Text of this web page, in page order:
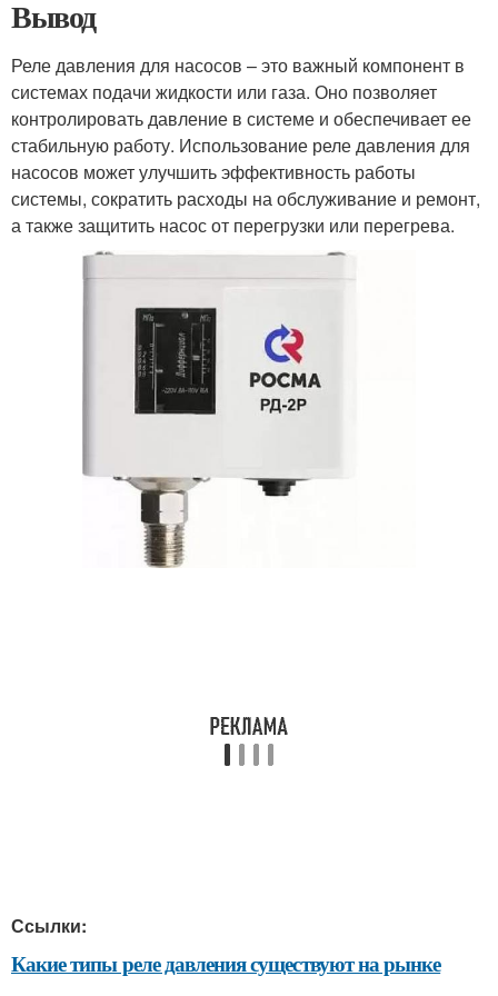
Вывод
Реле давления для насосов – это важный компонент в
системах подачи жидкости или газа. Оно позволяет
контролировать давление в системе и обеспечивает ее
стабильную работу. Использование реле давления для
насосов может улучшить эффективность работы
системы, сократить расходы на обслуживание и ремонт,
а также защитить насос от перегрузки или перегрева.
Ссылки:
Какие типы реле давления существуют на рынке